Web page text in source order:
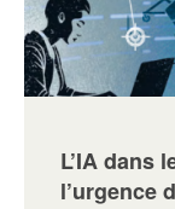
L’IA dans
l’urgence